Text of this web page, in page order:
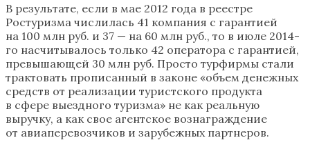
В результате, если в мае 2012 года в реестре
Ростуризма числилась 41 компания с гарантией
на 100 млн руб. и 37 — на 60 млн руб., то в июле 2014-
го насчитывалось только 42 оператора с гарантией,
превышающей 30 млн руб. Просто турфирмы стали
трактовать прописанный в законе «объем денежных
средств от реализации туристского продукта
в сфере выездного туризма» не как реальную
выручку, а как свое агентское вознаграждение
от авиаперевозчиков и зарубежных партнеров.